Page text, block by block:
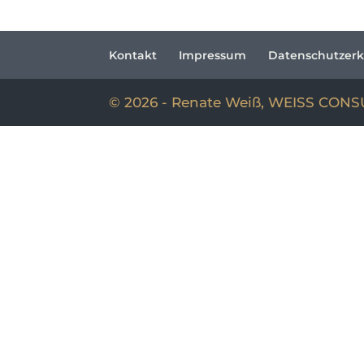
Kontakt Impressum
© 2026 - Renate Weiß, WEISS